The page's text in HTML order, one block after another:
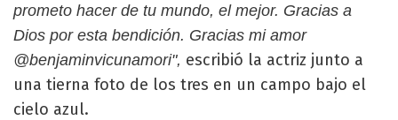
prometo hacer de tu mundo, el mejor. Gracias a
Dios por esta bendición. Gracias mi amor
@benjaminvicunamori", escribió la actriz junto a
una tierna foto de los tres en un campo bajo el
cielo azul.